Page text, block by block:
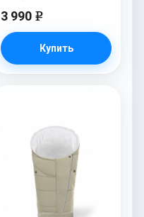
3 990 e
Купить